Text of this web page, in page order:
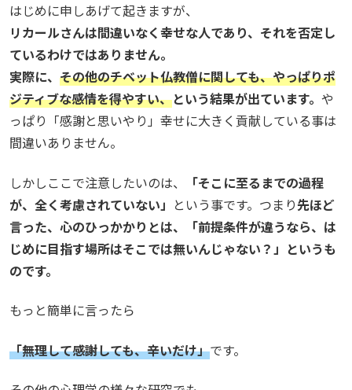
はじめに申しあげて起きますが、
リカールさんは間違いなく幸せな人であり、それを否定し
ているわけではありません。
実際に、 その他のチベット仏教僧に関しても、やっぱりポ
ジティブな感情を得やすい、という結果が出ています。 や
っぱり「感謝と思いやり」幸せに大きく貢献している事は
間違いありません。
しかしここで注意したいのは、
「そこに至るまでの過程
が、全く考慮されていない」 という事です。つまり先ほど
言った、心のひっかかりとは、「前提条件が違うなら、は
じめに目指す場所はそこでは無いんじゃない？」というも
のです。
もっと簡単に言ったら
「無理して感謝しても、辛いだけ」です。